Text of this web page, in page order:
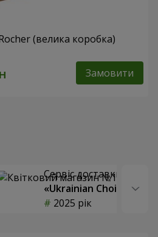
(велика коробка)
Замовити
Сервіс доставки квітів
«Ukrainian Choice»
2025 рік